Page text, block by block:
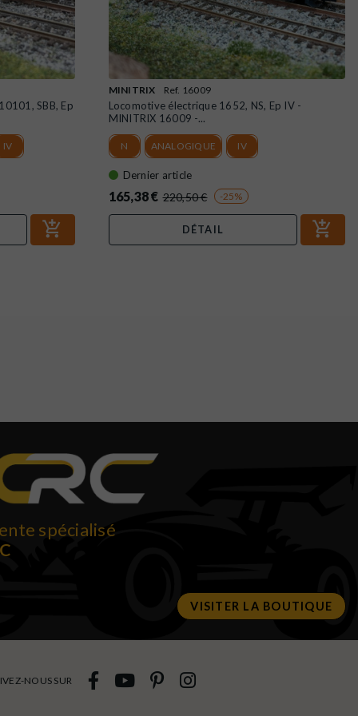
SBB, Ep
IV
MINITRIX Ref. 16009
Locomotive électrique 1652, NS, Ep IV -
MINITRIX 16009 -...
N ANALOGIQUE IV
Dernier article
165,38 € 220,50 € -25%
DÉTAIL
spécialisé
VISITER LA BOUTIQUE
NOUS SUR